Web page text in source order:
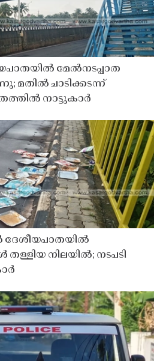
മേൽനടപ്പാത
ചാടിക്കടന്ന്
നാട്ടുകാർ
ദേശീയപാതയിൽ
നിലയിൽ; നടപടി